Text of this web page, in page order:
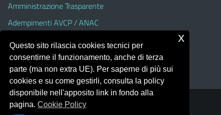
Amministrazione Trasparente
Adempimenti AVCP / ANAC
Accesso Civico
Dichiarazione di accessibilità
Portale realizzato con la piattaforma
Questo sito rilascia cookies tecnici per
consentirne il funzionamento, anche di terza
parte (ma non extra UE). Per saperne di più sui
cookies e su come gestirli, consulta la policy
disponibile nell'apposito link in fondo alla
pagina.Cookie Policy
x